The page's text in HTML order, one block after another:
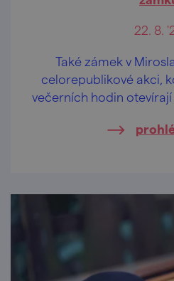
22. 8.
Také zámek v
celorepublikové akci,
večerních hodin otevírají
netradiční